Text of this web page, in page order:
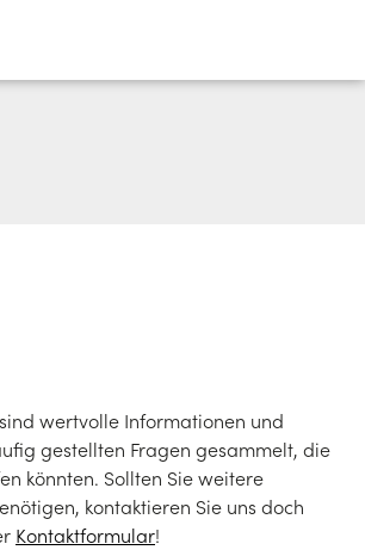
wertvolle Informationen und
gestellten Fragen gesammelt, die
könnten. Sollten Sie weitere
kontaktieren Sie uns doch
Kontaktformular!